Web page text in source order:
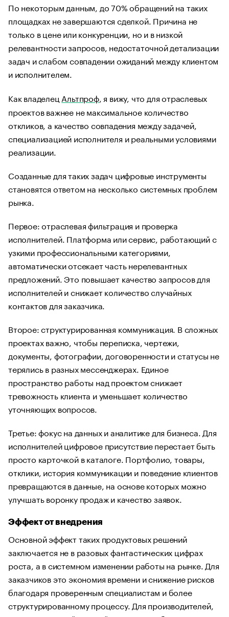
По некоторым данным, до 70% обращений на таких
площадках не завершаются сделкой. Причина не
только в цене или конкуренции, но и в низкой
релевантности запросов, недостаточной детализации
задач и слабом совпадении ожиданий между клиентом
и исполнителем.
Как владелец Альтпроф, я вижу, что для отраслевых
проектов важнее не максимальное количество
откликов, а качество совпадения между задачей,
специализацией исполнителя и реальными условиями
реализации.
Созданные для таких задач цифровые инструменты
становятся ответом на несколько системных проблем
рынка.
Первое: отраслевая фильтрация и проверка
исполнителей. Платформа или сервис, работающий с
узкими профессиональными категориями,
автоматически отсекает часть нерелевантных
предложений. Это повышает качество запросов для
исполнителей и снижает количество случайных
контактов для заказчика.
Второе: структурированная коммуникация. В сложных
проектах важно, чтобы переписка, чертежи,
документы, фотографии, договоренности и статусы не
терялись в разных мессенджерах. Единое
пространство работы над проектом снижает
тревожность клиента и уменьшает количество
уточняющих вопросов.
Третье: фокус на данных и аналитике для бизнеса. Для
исполнителей цифровое присутствие перестает быть
просто карточкой в каталоге. Портфолио, товары,
отклики, история коммуникации и поведение клиентов
превращаются в данные, на основе которых можно
улучшать воронку продаж и качество заявок.
Эффект от внедрения
Основной эффект таких продуктовых решений
заключается не в разовых фантастических цифрах
роста, а в системном изменении работы на рынке. Для
заказчиков это экономия времени и снижение рисков
благодаря проверенным специалистам и более
структурированному процессу. Для производителей,